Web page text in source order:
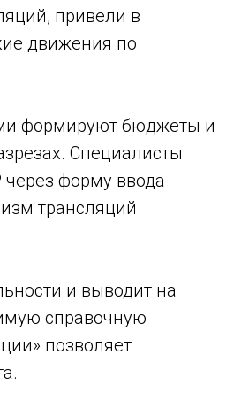
привели в
движения по
формируют бюджеты и
Специалисты
форму ввода
трансляций
и выводит на
справочную
позволяет